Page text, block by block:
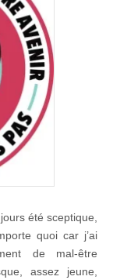
été sceptique,
quoi car j’ai
de mal-être
assez jeune,